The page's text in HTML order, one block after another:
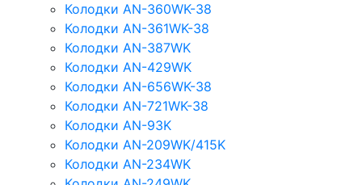
Колодки AN-360WK-38
Колодки AN-361WK-38
Колодки AN-387WK
Колодки AN-429WK
Колодки AN-656WK-38
Колодки AN-721WK-38
Колодки AN-93K
Колодки AN-209WK/415K
Колодки AN-234WK